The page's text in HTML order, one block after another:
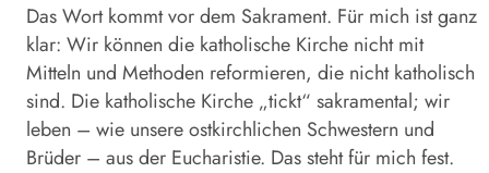
Das Wort kommt vor dem Sakrament. Für mich ist ganz
klar: Wir können die katholische Kirche nicht mit
Mitteln und Methoden reformieren, die nicht katholisch
sind. Die katholische Kirche „tickt“ sakramental; wir
leben – wie unsere ostkirchlichen Schwestern und
Brüder – aus der Eucharistie. Das steht für mich fest.